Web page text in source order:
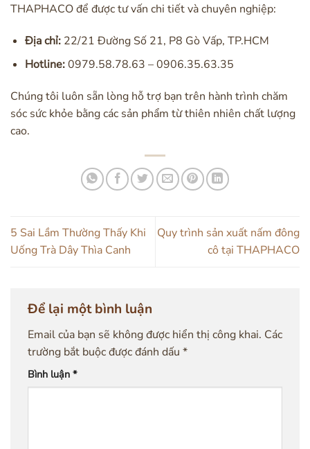
THAPHACO để được tư vấn chi tiết và chuyên nghiệp:
Địa chỉ:22/21 Đường Số 21, P8 Gò Vấp, TP.HCM
Hotline:0979.58.78.63 – 0906.35.63.35
Chúng tôi luôn sẵn lòng hỗ trợ bạn trên hành trình chăm
sóc sức khỏe bằng các sản phẩm từ thiên nhiên chất lượng
cao.
5 Sai Lầm Thường Thấy Khi
Uống Trà Dây Thìa Canh
Quy trình sản xuất nấm đông
cô tại THAPHACO
Để lại một bình luận
Email của bạn sẽ không được hiển thị công khai. Các
trường bắt buộc được đánh dấu *
Bình luận *